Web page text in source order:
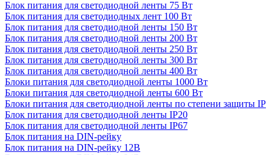
Блок питания для светодиодной ленты 75 Вт
Блок питания для светодиодных лент 100 Вт
Блок питания для светодиодной ленты 150 Вт
Блок питания для светодиодной ленты 200 Вт
Блок питания для светодиодной ленты 250 Вт
Блок питания для светодиодной ленты 300 Вт
Блок питания для светодиодной ленты 400 Вт
Блоки питания для светодиодной ленты 1000 Вт
Блоки питания для светодиодной ленты 600 Вт
Блоки питания для светодиодной ленты по степени защиты IP
Блок питания для светодиодной ленты IP20
Блок питания для светодиодной ленты IP67
Блок питания на DIN-рейку
Блок питания на DIN-рейку 12В